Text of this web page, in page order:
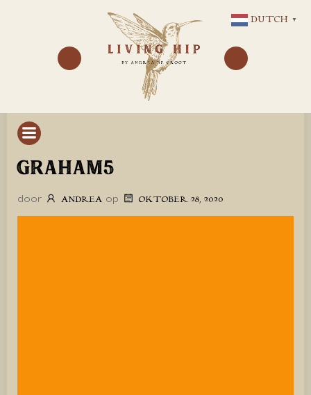
NAAR
DE
INHOUD
GRAHAM5
door ANDREA op OKTOBER 28, 2020
DUTCH ▼